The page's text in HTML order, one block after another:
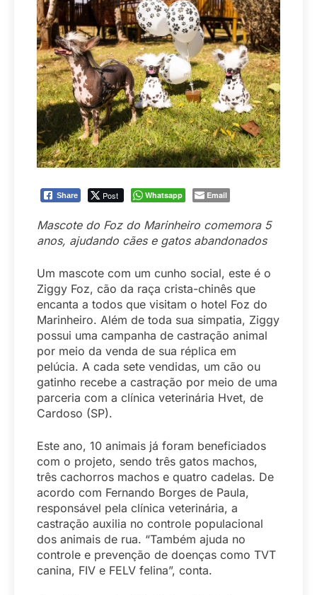
Share Post Whatsapp Email
Mascote do Foz do Marinheiro comemora 5
anos, ajudando cães e gatos abandonados
Um mascote com um cunho social, este é o
Ziggy Foz, cão da raça crista-chinês que
encanta a todos que visitam o hotel Foz do
Marinheiro. Além de toda sua simpatia, Ziggy
possui uma campanha de castração animal
por meio da venda de sua réplica em
pelúcia. A cada sete vendidas, um cão ou
gatinho recebe a castração por meio de uma
parceria com a clínica veterinária Hvet, de
Cardoso (SP).
Este ano, 10 animais já foram beneficiados
com o projeto, sendo três gatos machos,
três cachorros machos e quatro cadelas. De
acordo com Fernando Borges de Paula,
responsável pela clínica veterinária, a
castração auxilia no controle populacional
dos animais de rua. “Também ajuda no
controle e prevenção de doenças como TVT
canina, FIV e FELV felina”, conta.